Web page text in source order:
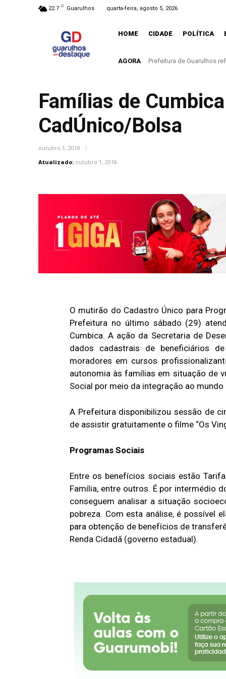
22.7 C Guarulhos quarta-feira, agosto 5, 2026
HOME CIDADE POLÍTICA
AGORAPrefeitura de Guarulhos
Governo de SP diz que
Famílias de
CadÚnico/Bolsa
outubro 1, 2018
Atualizado: outubro 1, 2018
O mutirão do Cadastro Único para
Prefeitura no último sábado (29)
Cumbica. A ação da Secretaria de
dados cadastrais de beneficiários
moradores em cursos
autonomia às famílias em situação de
Social por meio da integração ao mundo
A Prefeitura disponibilizou sessão de
de assistir gratuitamente o filme “Os
Programas Sociais
Entre os benefícios sociais estão
Família, entre outros. É por intermédio
conseguem analisar a situação
pobreza. Com esta análise, é possível
para obtenção de benefícios de
Renda Cidadã (governo estadual).